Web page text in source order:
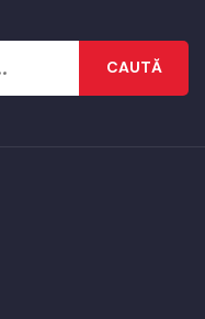
CAUTĂ